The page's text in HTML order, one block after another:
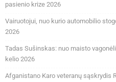
pasienio krize 2026
Vairuotojui, nuo kurio automobilio
2026
Tadas Sušinskas: nuo maisto
kelio 2026
Afganistano Karo veteranų sąskrydis